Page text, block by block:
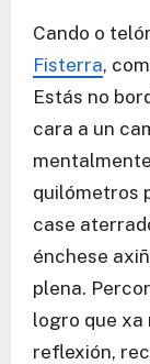
Cando o
Fisterra,
Estás no
cara a un
quilómetros
case
énchese
plena.
logro que xa
reflexión,